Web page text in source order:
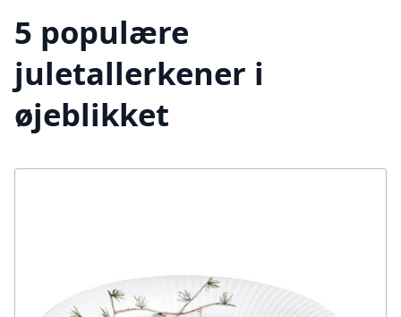
5 populære
juletallerkener i
øjeblikket